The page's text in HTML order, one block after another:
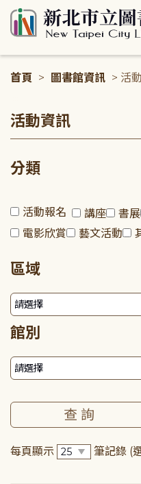
首頁 > 圖書館資訊 > 活
活動資訊
分類
活動報名 講座 書展
電影欣賞
藝文活動
區域
館別
每頁顯示 筆記錄 (